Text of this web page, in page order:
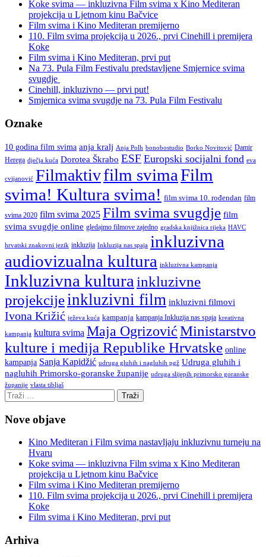
Umjetnost
kultura
online”
Koke svima — inkluzivna Film svima x Kino Mediteran
projekcija u Ljetnom kinu Bačvice
Film svima i Kino Mediteran premijerno
110. Film svima projekcija u 2026., prvi Cinehill i premijera
Koke
Film svima i Kino Mediteran, prvi put
Na 73. Pula Film Festivalu predstavljene Smjernice svima
svugdje
Cinehill, inkluzivno — prvi put!
Smjernica svima svugdje na 73. Pula Film Festivalu
Oznake
10 godina film svima anja kralj Anja Polh bonobostudio Borko Novitović Damir
Herega dječja kuća Dorotea Škrabo ESF Europski socijalni fond eva
cvijanović Filmaktivfilm svimaFilm
svima! Kultura svima! film svima 10. rođendan film
svima 2020 film svima 2025 Film svima svugdje film
svima svugdje online gledajmo filmove zajedno gradska knjižnica rijeka HAVC
hrvatski znakovni jezik inkluzija Inkluzija nas spaja inkluzivna
audiovizualna kultura inkluzivna kampanja
Inkluzivna kultura inkluzivne
projekcijeinkluzivni film inkluzivni filmovi
Ivona Križić ježeva kuća kampanja kampanja Inkluzija nas spaja kreativna
kampanja kultura svima Maja OgrizovićMinistarstvo
kulture i medija Republike Hrvatske online
kampanja Sanja Kapidžić udruga gluhih i nagluhih pgž Udruga gluhih i
nagluhih Primorsko-goranske županije udruga slijepih primorsko goranske
županije vlasta tibljaš
Nove objave
Kino Mediteran i Film svima nastavljaju inkluzivnu turneju na
Hvaru
Koke svima — inkluzivna Film svima x Kino Mediteran
projekcija u Ljetnom kinu Bačvice
Film svima i Kino Mediteran premijerno
110. Film svima projekcija u 2026., prvi Cinehill i premijera
Koke
Film svima i Kino Mediteran, prvi put
Arhiva